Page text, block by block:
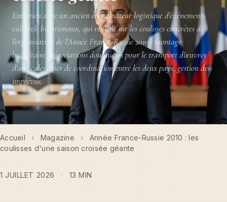
Entretien avec un ancien coordinateur logistique d'événements
culturels binationaux, qui revient sur les coulisses concrètes de
l'organisation de l'Année France-Russie 2010 : montage
budgétaire, négociations douanières pour le transport d'œuvres
d'art, calendrier de coordination entre les deux pays, gestion des
imprévus.
Accueil › Magazine ›
Année France-Russie 2010 : les
coulisses d'une saison croisée géante
1 JUILLET 2026 · 13 MIN